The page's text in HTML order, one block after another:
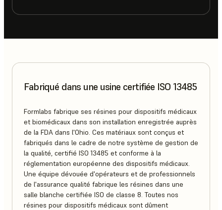
Fabriqué dans une usine certifiée ISO 13485
Formlabs fabrique ses résines pour dispositifs médicaux
et biomédicaux dans son installation enregistrée auprès
de la FDA dans l'Ohio. Ces matériaux sont conçus et
fabriqués dans le cadre de notre système de gestion de
la qualité, certifié ISO 13485 et conforme à la
réglementation européenne des dispositifs médicaux.
Une équipe dévouée d'opérateurs et de professionnels
de l'assurance qualité fabrique les résines dans une
salle blanche certifiée ISO de classe 8. Toutes nos
résines pour dispositifs médicaux sont dûment